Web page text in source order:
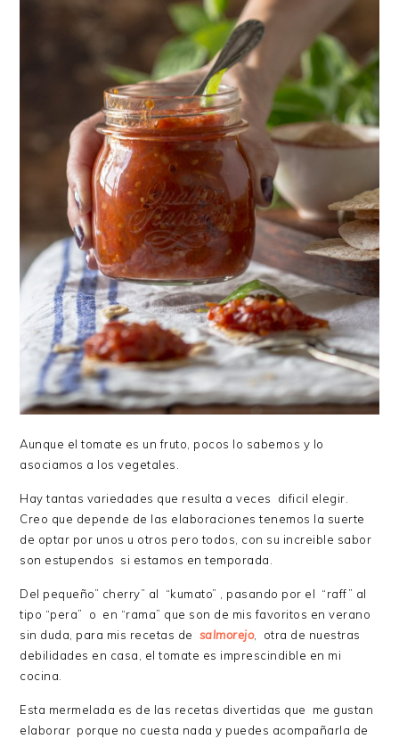
Aunque el tomate es un fruto, pocos lo sabemos y lo
asociamos a los vegetales.
Hay tantas variedades que resulta a veces dificil elegir.
Creo que depende de las elaboraciones tenemos la suerte
de optar por unos u otros pero todos, con su increible sabor
son estupendos si estamos en temporada.
Del pequeño” cherry” al “kumato” , pasando por el “raff” al
tipo “pera” o en “rama” que son de mis favoritos en verano
sin duda, para mis recetas de salmorejo, otra de nuestras
debilidades en casa, el tomate es imprescindible en mi
cocina.
Esta mermelada es de las recetas divertidas que me gustan
elaborar porque no cuesta nada y puedes acompañarla de